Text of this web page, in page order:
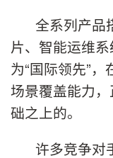
全系列产品
片、智能运维
为“国际领先”
场景覆盖能力
础之上的。
许多竞争对